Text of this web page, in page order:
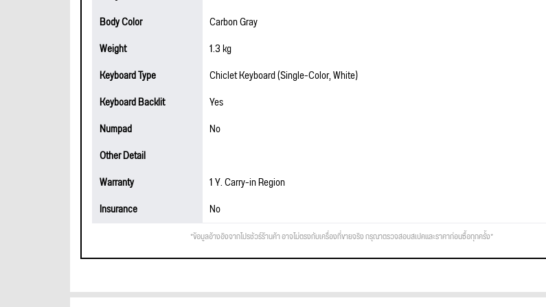
Body Color
Carbon Gray
Weight
1.3 kg
Keyboard Type
Chiclet Keyboard (Single-Color, White)
Keyboard Backlit
Yes
Numpad
No
Other Detail
Warranty
1 Y. Carry-in Region
Insurance
No
*ข้อมูลอ้างอิงจากโปรชัวร์ร้านค้า อาจไม่ตรงกับเครื่องที่ขายจริง กรุณาตรวจสอบสเปคและราคาก่อนซื้อทุกครั้ง*